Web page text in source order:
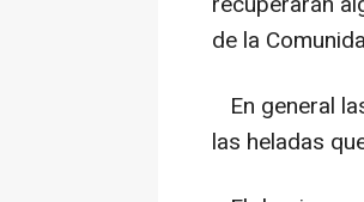
de la
En general
las heladas